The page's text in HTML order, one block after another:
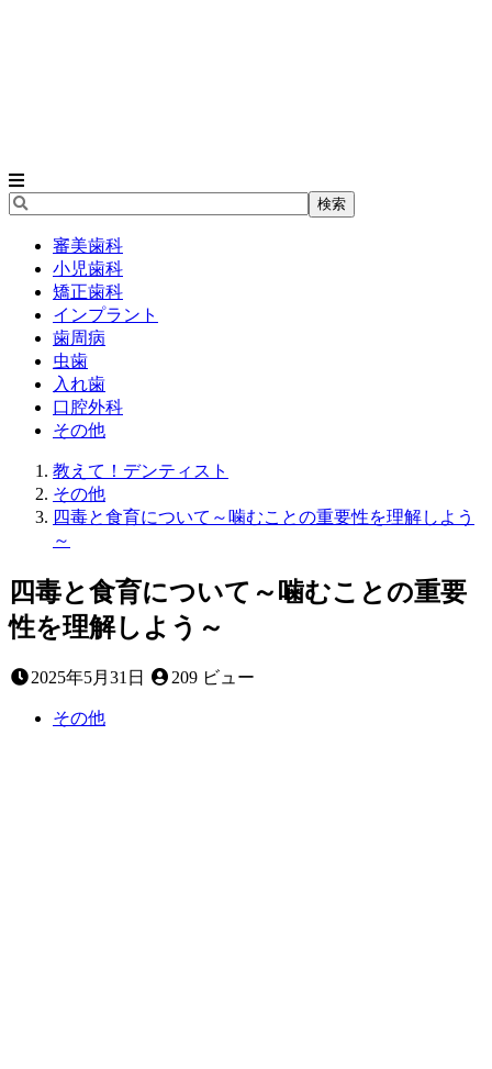
審美歯科
小児歯科
矯正歯科
インプラント
歯周病
虫歯
入れ歯
口腔外科
その他
教えて！デンティスト
その他
四毒と食育について～噛むことの重要性を理解しよう
～
四毒と食育について～噛むことの重要
性を理解しよう～
20252025年5月31日 209 ビュー
その他